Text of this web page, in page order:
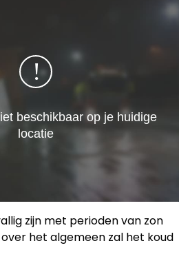
zijn met perioden van zon
het algemeen zal het koud